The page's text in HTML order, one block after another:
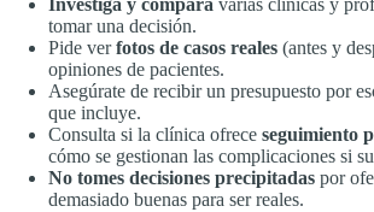
Investiga y compara varias clínicas y
tomar una decisión.
Pide verfotos de casos reales (antes y
opiniones de pacientes.
Asegúrate de recibir un presupuesto por
que incluye.
Consulta si la clínica ofrece seguimiento
cómo se gestionan las complicaciones si
No tomes decisiones precipitadas por
demasiado buenas para ser reales.